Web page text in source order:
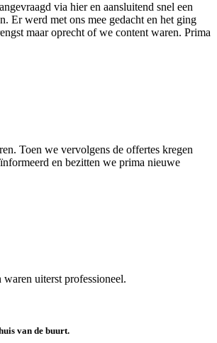
via hier en aansluitend snel een
Er werd met ons mee gedacht en het ging
maar oprecht of we content waren. Prima
Toen we vervolgens de offertes kregen
en bezitten we prima nieuwe
uiterst professioneel.
van de buurt.